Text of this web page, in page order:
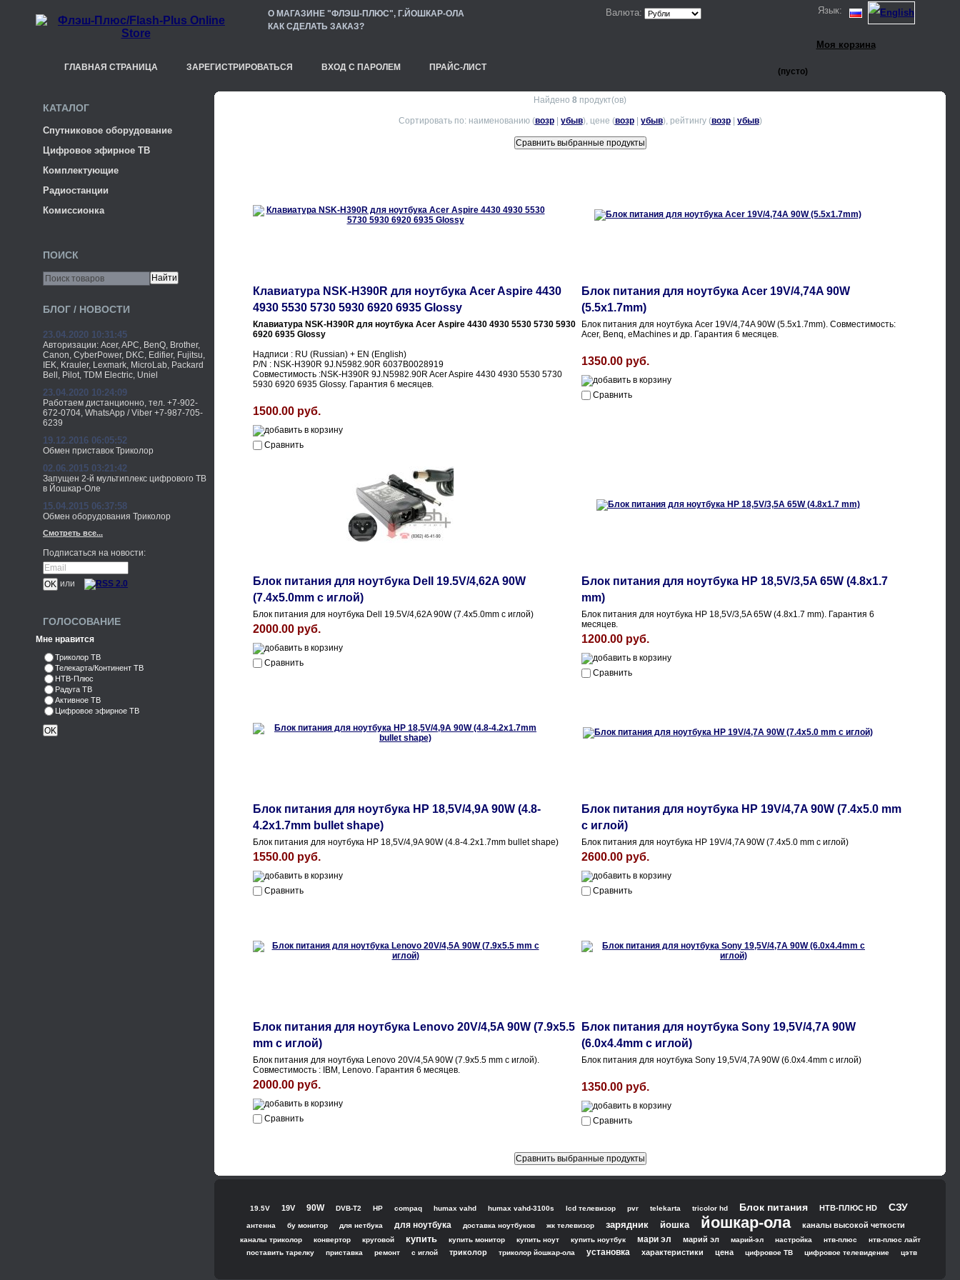
Язык:
О МАГАЗИНЕ "ФЛЭШ-ПЛЮС", Г.ЙОШКАР-ОЛА
КАК СДЕЛАТЬ ЗАКАЗ?
Валюта:
Моя корзина
(пусто)
ГЛАВНАЯ СТРАНИЦА ЗАРЕГИСТРИРОВАТЬСЯ ВХОД С ПАРОЛЕМ ПРАЙС-ЛИСТ
КАТАЛОГ
Спутниковое оборудование
Цифровое эфирное ТВ
Комплектующие
Радиостанции
Комиссионка
ПОИСК
БЛОГ / НОВОСТИ
23.04.2020 10:31:45
Авторизации: Acer, APC, BenQ, Brother,
Canon, CyberPower, DKC, Edifier, Fujitsu,
IEK, Krauler, Lexmark, MicroLab, Packard
Bell, Pilot, TDM Electric, Uniel
23.04.2020 10:24:09
Работаем дистанционно, тел. +7-902-
672-0704, WhatsApp / Viber +7-987-705-
6239
19.12.2016 06:05:52
Обмен приставок Триколор
02.06.2015 03:21:42
Запущен 2-й мультиплекс цифрового ТВ
в Йошкар-Оле
15.04.2015 06:37:58
Обмен оборудования Триколор
Смотреть все...
Подписаться на новости:
или
ГОЛОСОВАНИЕ
Мне нравится
Триколор ТВ
Телекарта/Континент ТВ
НТВ-Плюс
Радуга ТВ
Активное ТВ
Цифровое эфирное ТВ
Найдено 8 продукт(ов)
Сортировать по: наименованию (возр| убыв), цене (возр| убыв), рейтингу (возр| убыв)
Клавиатура NSK-H390R для ноутбука Acer Aspire 4430
4930 5530 5730 5930 6920 6935 Glossy
Клавиатура NSK-H390R для ноутбука Acer Aspire 4430 4930 5530 5730 5930
6920 6935 Glossy
Надписи : RU (Russian) + EN (English)
P/N : NSK-H390R 9J.N5982.90R 6037B0028919
Совместимость :NSK-H390R 9J.N5982.90R Acer Aspire 4430 4930 5530 5730
5930 6920 6935 Glossy. Гарантия 6 месяцев.
1500.00 руб.
Сравнить
Блок питания для ноутбука Acer 19V/4,74A 90W
(5.5х1.7mm)
Блок питания для ноутбука Acer 19V/4,74A 90W (5.5х1.7mm). Совместимость:
Acer, Benq, eMachines и др. Гарантия 6 месяцев.
1350.00 руб.
Сравнить
Блок питания для ноутбука Dell 19.5V/4,62A 90W
(7.4x5.0mm с иглой)
Блок питания для ноутбука Dell 19.5V/4,62A 90W (7.4x5.0mm с иглой)
2000.00 руб.
Сравнить
Блок питания для ноутбука HP 18,5V/3,5A 65W (4.8x1.7
mm)
Блок питания для ноутбука HP 18,5V/3,5A 65W (4.8x1.7 mm). Гарантия 6
месяцев.
1200.00 руб.
Сравнить
Блок питания для ноутбука HP 18,5V/4,9A 90W (4.8-
4.2x1.7mm bullet shape)
Блок питания для ноутбука HP 18,5V/4,9A 90W (4.8-4.2x1.7mm bullet shape)
1550.00 руб.
Сравнить
Блок питания для ноутбука HP 19V/4,7A 90W (7.4x5.0 mm
с иглой)
Блок питания для ноутбука HP 19V/4,7A 90W (7.4x5.0 mm с иглой)
2600.00 руб.
Сравнить
Блок питания для ноутбука Lenovo 20V/4,5A 90W (7.9x5.5
mm с иглой)
Блок питания для ноутбука Lenovo 20V/4,5A 90W (7.9x5.5 mm с иглой).
Совместимость : IBM, Lenovo. Гарантия 6 месяцев.
2000.00 руб.
Сравнить
Блок питания для ноутбука Sony 19,5V/4,7A 90W
(6.0x4.4mm с иглой)
Блок питания для ноутбука Sony 19,5V/4,7A 90W (6.0x4.4mm с иглой)
1350.00 руб.
Сравнить
19.5V 19V 90W DVB-T2 HP compaq humax vahd humax vahd-3100s lcd телевизор pvr telekarta tricolor hd Блок питания НТВ-ПЛЮС HD СЗУ
антенна бу монитор для нетбука для ноутбука доставка ноутбуков жк телевизор зарядник йошка йошкар-ола каналы высокой четкости
каналы триколор конвертор круговой купить купить монитор купить ноут купить ноутбук мари эл марий эл марий-эл настройка нтв-плюс
нтв-плюс лайт
поставить тарелку
приставка ремонт с иглой триколор триколор йошкар-ола установка характеристики цена цифровое ТВ цифровое телевидение цэтв